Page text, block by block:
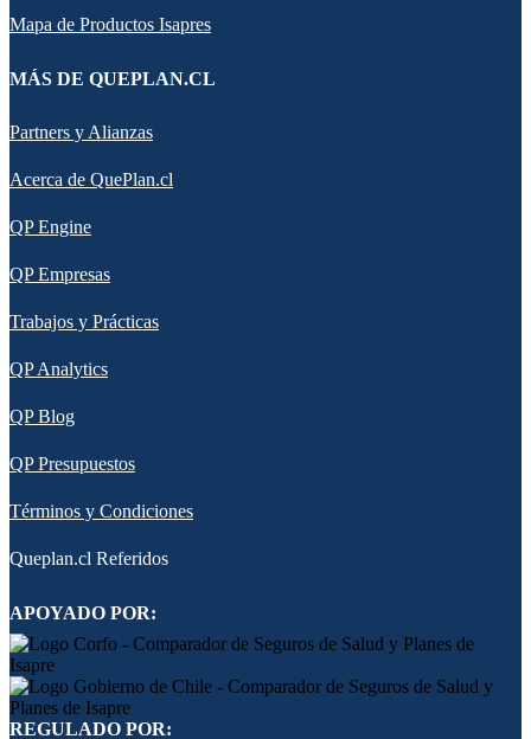
Mapa de Productos Isapres
MÁS DE QUEPLAN.CL
Partners y Alianzas
Acerca de QuePlan.cl
QP Engine
QP Empresas
Trabajos y Prácticas
QP Analytics
QP Blog
QP Presupuestos
Términos y Condiciones
Queplan.cl Referidos
APOYADO POR:
REGULADO POR: